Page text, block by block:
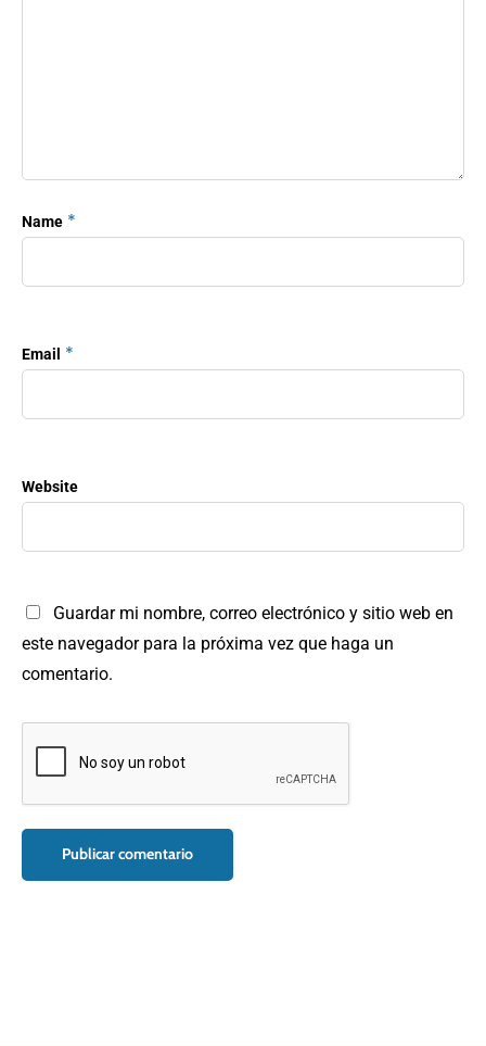
Name *
Email *
Website
Guardar mi nombre, correo electrónico y sitio web en
este navegador para la próxima vez que haga un
comentario.